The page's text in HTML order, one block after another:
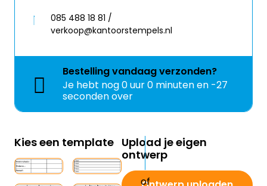
085 488 18 81 /
verkoop@kantoorstempels.nl
Bestellingvandaagverzonden?
Je hebt nog0 uur 0 minuten en -27
seconden over
Kies een template Upload je eigen
ontwerp